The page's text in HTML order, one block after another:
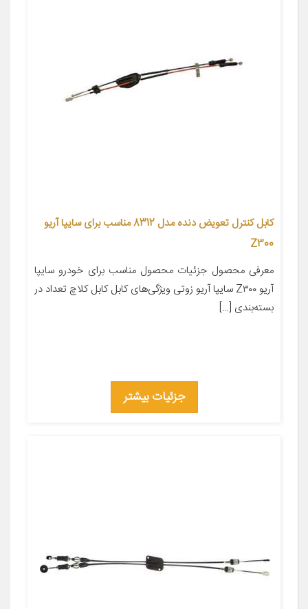
كابل كنترل تعويض دنده مدل 8312 مناسب برای سایپا آریو
Z300
معرفی محصول جزئیات محصول مناسب برای خودرو سایپا
آریو Z۳۰۰ سایپا آریو زوتی ویژگی‌های کابل کابل کلاچ تعداد در
بسته‌بندی […]
جزئیات بیشتر